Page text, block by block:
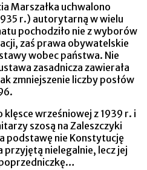
Marszałka uchwalono
r.) autorytarną w wielu
pochodziło nie z wyborów
zaś prawa obywatelskie
wobec państwa. Nie
zasadnicza zawierała
zmniejszenie liczby posłów
wrześniowej z 1939 r. i
szosą na Zaleszczyki
podstawę nie Konstytucję
przyjętą nielegalnie, lecz jej